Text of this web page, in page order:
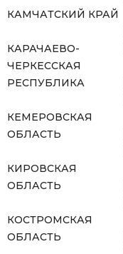
КАМЧАТСКИЙ КРАЙ
КАРАЧАЕВО-
ЧЕРКЕССКАЯ
РЕСПУБЛИКА
КЕМЕРОВСКАЯ
ОБЛАСТЬ
КИРОВСКАЯ
ОБЛАСТЬ
КОСТРОМСКАЯ
ОБЛАСТЬ